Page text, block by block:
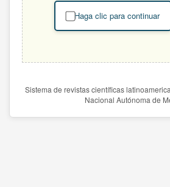
Haga clic para continuar
Sistema de revistas científicas
Nacional Autónoma de